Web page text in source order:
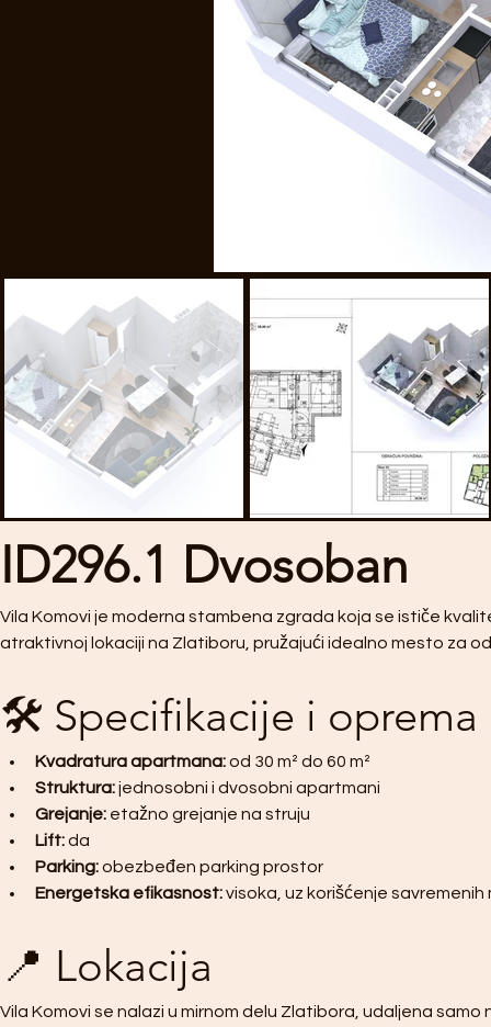
ID296.1 Dvosoban
Vila Komovi je moderna stambena zgrada koja se ističe
atraktivnoj lokaciji na Zlatiboru, pružajući idealno mesto za
🛠️ Specifikacije i oprema
Kvadratura apartmana: od 30 m² do 60 m²
Struktura: jednosobni i dvosobni apartmani
Grejanje: etažno grejanje na struju
Lift: da
Parking: obezbeđen parking prostor
Energetska efikasnost: visoka, uz korišćenje
📍 Lokacija
Vila Komovi se nalazi u mirnom delu Zlatibora, udaljena